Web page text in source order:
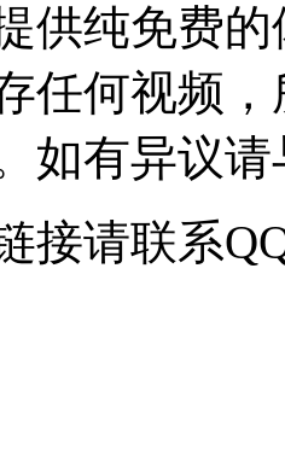
供纯免费
任何视频
如有异议
接请联系